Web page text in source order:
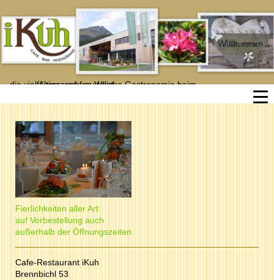
... die vielfältige und freundliche Gastronomie beim
                Agrarzentrum West
Fierlichkeiten aller Art
auf Vorbestellung auch
außerhalb der Öffnungszeiten
Cafe-Restaurant iKuh
Brennbichl 53